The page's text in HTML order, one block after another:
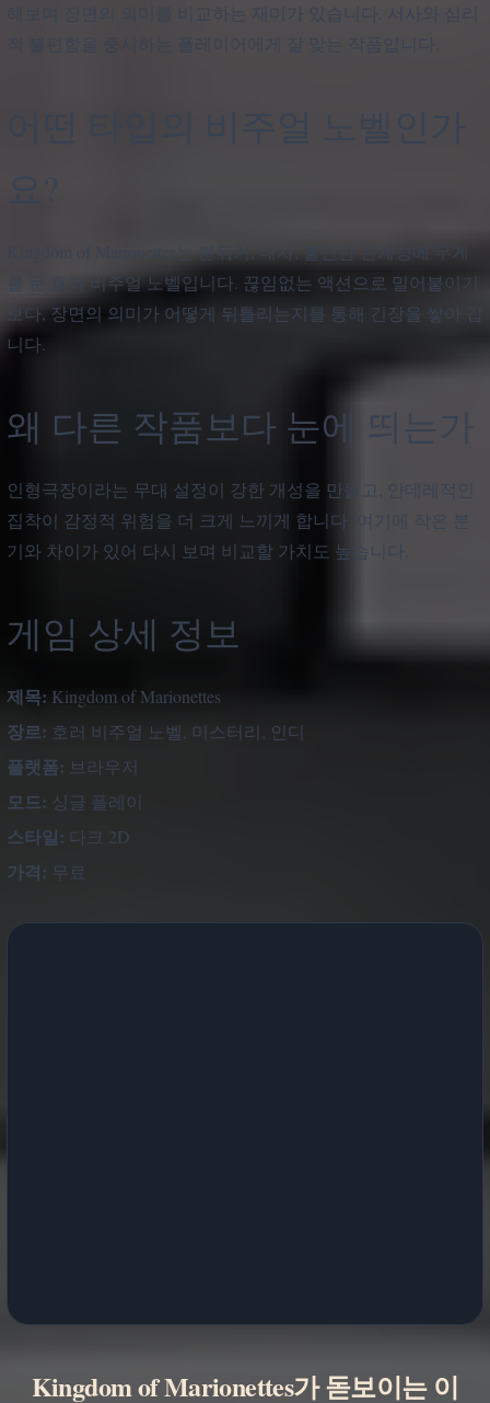
해보며 장면의 의미를 비교하는 재미가 있습니다. 서사와 심리
적 불편함을 중시하는 플레이어에게 잘 맞는 작품입니다.
Kingdom of Marionettes는 분위기, 대사, 불안한 관계성에 무게
를 둔 호러 비주얼 노벨입니다. 끊임없는 액션으로 밀어붙이기
보다, 장면의 의미가 어떻게 뒤틀리는지를 통해 긴장을 쌓아 갑
니다.
왜 다른 작품보다 눈에 띄는가
인형극장이라는 무대 설정이 강한 개성을 만들고, 얀데레적인
집착이 감정적 위험을 더 크게 느끼게 합니다. 여기에 작은 분
기와 차이가 있어 다시 보며 비교할 가치도 높습니다.
게임 상세 정보
제목: Kingdom of Marionettes
장르: 호러 비주얼 노벨, 미스터리, 인디
플랫폼: 브라우저
모드: 싱글 플레이
스타일: 다크 2D
가격: 무료
Kingdom of Marionettes가 돋보이는 이